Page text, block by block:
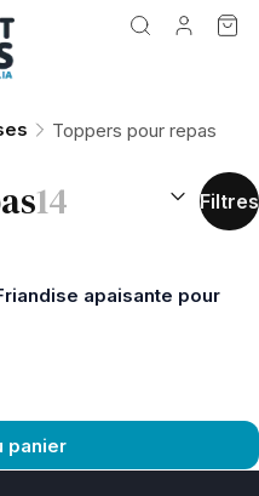
Toppers pour repas
14 TRIER PAR :
Filtres
apaisante pour
panier